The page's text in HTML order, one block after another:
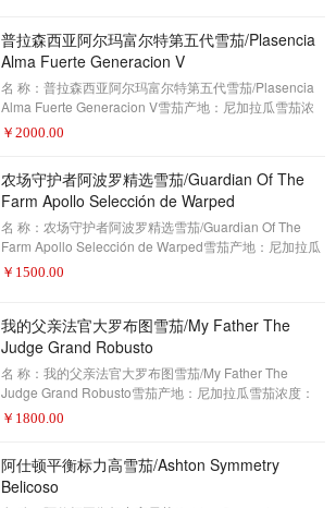
名，威利已经决心创造不仅仅是一个良好的机制雪茄,而
且是一款伟大的优质手工雪茄。。这对他们来讲从来不
是资金的问题，因为威力已经是一个十亿美元的公司。
这源于老板兼董事长海因里希·维利格（Hein
普拉森西亚阿尔玛富尔特第五代雪茄/Plasencia
Alma Fuerte Generacion V
名 称：普拉森西亚阿尔玛富尔特第五代雪茄/Plasencia
Alma Fuerte Generacion V雪茄产地：尼加拉瓜雪茄浓
度：浓郁雪茄形状：Presidente雪茄尺寸：7 x 58包装数
草，直到今天仍然为优质雪茄行业的一大部分提供高质
量的烟叶。他们也为很多客户制造雪茄。但是,除非你是
在雪茄行业,否则这个名字无法引起雪茄消费者共鸣。内
斯托尔和的内斯托尔·安德烈斯.普
￥ 2000.00
农场守护者阿波罗精选雪茄/Guardian Of The
Farm Apollo Selección de Warped
名 称：农场守护者阿波罗精选雪茄/Guardian Of The
Farm Apollo Selección de Warped雪茄产地：尼加拉瓜
雪茄浓度：浓郁雪茄形状：Lonsdale雪茄尺寸：6 x 44
地混合进世界上最好的尼加拉瓜烟草时，会发生什么？
答案就是这款农场守护者阿波罗。这是马克斯·费尔南德
斯和凯尔·盖利斯共同努力的成果。如果你从来没听说过
他们, 凯尔盖利斯是农场
￥ 1500.00
我的父亲法官大罗布图雪茄/My Father The
Judge Grand Robusto
名 称：我的父亲法官大罗布图雪茄/My Father The
Judge Grand Robusto雪茄产地：尼加拉瓜雪茄浓度：
浓郁雪茄形状：罗布图雪茄尺寸：5 x 60包装数量：23
作的“我的父亲法官大罗布图”，可以说是一款气势磅礴的
雪茄。这当然是一款强大的雪茄，但它不仅如此。它有
￥ 1800.00
阿仕顿平衡标力高雪茄/Ashton Symmetry
Belicoso